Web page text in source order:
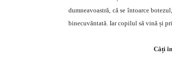
dumneavoastră, că se întoarce
binecuvăntată. Iar copilul să vină și
Câți